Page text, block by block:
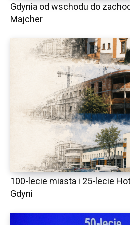
Gdynia od wschodu do
Majcher
100-lecie miasta i 25-lecie
Gdyni